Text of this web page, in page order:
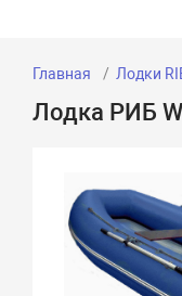
Главная Лодки
Лодка РИБ